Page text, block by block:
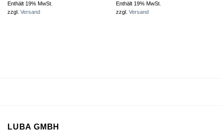
Enthält 19% MwSt.
zzgl. Versand
Enthält 19% MwSt.
zzgl. Versand
LUBA GMBH